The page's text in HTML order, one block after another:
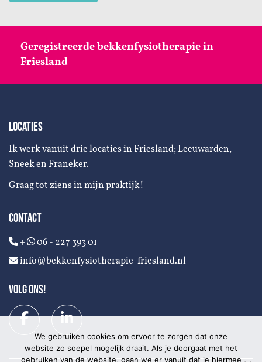
Geregistreerde bekkenfysiotherapie in
Friesland
LOCATIES
Ik werk vanuit drie locaties in Friesland; Leeuwarden,
Sneek en Franeker.
Graag tot ziens in mijn praktijk!
CONTACT
+
06 - 227 393 01
info@bekkenfysiotherapie-friesland.nl
VOLG ONS!
We gebruiken cookies om ervoor te zorgen dat onze
website zo soepel mogelijk draait. Als je doorgaat met het
gebruiken van de website, gaan we er vanuit dat je hiermee